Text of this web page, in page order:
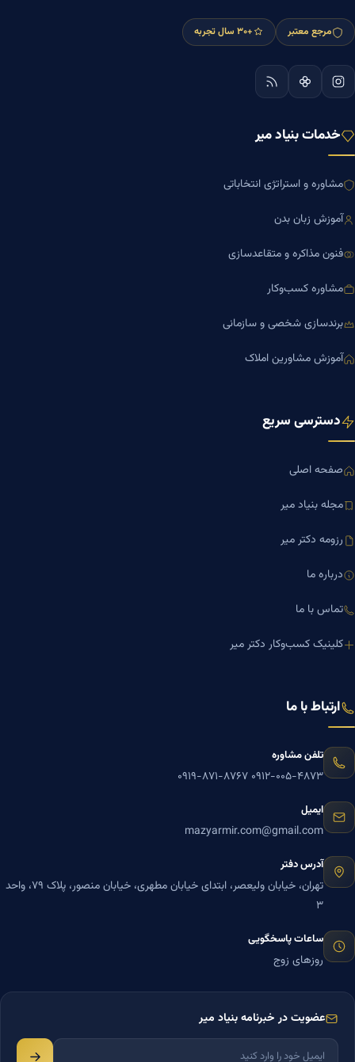
مرجع معتبر +۳۰ سال تجربه
خدمات بنیاد میر
مشاوره و استراتژی انتخاباتی
آموزش زبان بدن
فنون مذاکره و متقاعدسازی
مشاوره کسب‌وکار
برندسازی شخصی و سازمانی
آموزش مشاورین املاک
دسترسی سریع
صفحه اصلی
مجله بنیاد میر
رزومه دکتر میر
درباره ما
تماس با ما
کلینیک کسب‌وکار دکتر میر
ارتباط با ما
تلفن مشاوره
۰۹۱۲-۰۰۵-۴۸۷۳ ۰۹۱۹-۸۷۱-۸۷۶۷
ایمیل
mazyarmir.com@gmail.com
آدرس دفتر
تهران، خیابان ولیعصر، ابتدای خیابان مطهری، خیابان منصور، پلاک ۷۹، واحد
۳
ساعات پاسخگویی
روزهای زوج
عضویت در خبرنامه بنیاد میر